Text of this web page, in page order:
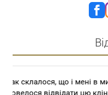
Шановний Степан